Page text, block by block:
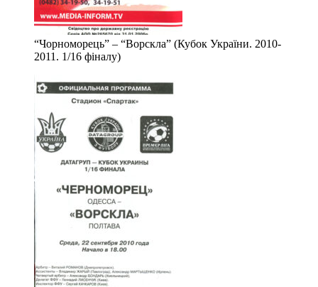
“Чорноморець” – “Ворскла” (Кубок України. 2010-
2011. 1/16 фіналу)